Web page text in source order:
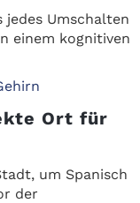
jedes Umschalten
einem kognitiven
Ort für
um Spanisch
der